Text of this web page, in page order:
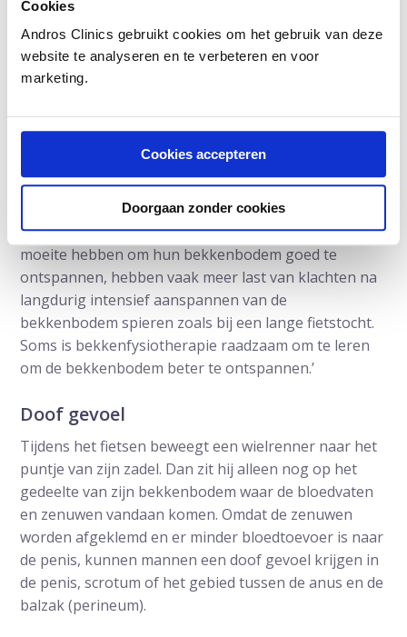
Cookies
Andros Clinics gebruikt cookies om het gebruik van deze
website te analyseren en te verbeteren en voor
marketing.
Cookies accepteren
Doorgaan zonder cookies
‘In tegenstelling tot vrouwen hebben mannen zelden
zomaar last van te zwakke bekkenbodemspieren.
Veel vaker is de bekkenbodem te gespannen
waardoor blaas, prostaat of darm van slag kunnen
voor de bekkenbodem maar je moet de
bekkenbodem na het fietsen wel weer goed kunnen
ontspannen’, legt de bekkenfysiotherapeut uit.
‘Als mannen plasklachten hebben, dan kan de
bekkenbodem daarbij een rol spelen. Mannen die
moeite hebben om hun bekkenbodem goed te
ontspannen, hebben vaak meer last van klachten na
langdurig intensief aanspannen van de
bekkenbodem spieren zoals bij een lange fietstocht.
Soms is bekkenfysiotherapie raadzaam om te leren
om de bekkenbodem beter te ontspannen.’
Doof gevoel
Tijdens het fietsen beweegt een wielrenner naar het
puntje van zijn zadel. Dan zit hij alleen nog op het
gedeelte van zijn bekkenbodem waar de bloedvaten
en zenuwen vandaan komen. Omdat de zenuwen
worden afgeklemd en er minder bloedtoevoer is naar
de penis, kunnen mannen een doof gevoel krijgen in
de penis, scrotum of het gebied tussen de anus en de
balzak (perineum).